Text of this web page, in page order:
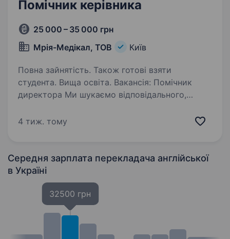
Помічник керівника
25 000 – 35 000 грн
Мрія-Медікал, ТОВ
Київ
Повна зайнятість. Також готові взяти
студента. Вища освіта. Вакансія: Помічник
директора Ми шукаємо відповідального,
директора для роботи в офісі компанії.
4 тиж. тому
Середня зарплата перекладача англійської
в Україні
32500 грн